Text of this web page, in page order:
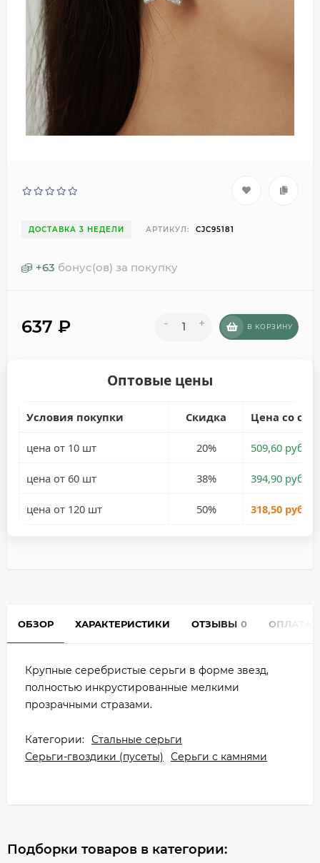
ДОСТАВКА 3 НЕДЕЛИ АРТИКУЛ: CJC95181
+63 бонус(ов) за покупку
637 ₽ - + В КОРЗИНУ
Оптовые цены
Условия покупки Скидка Цена со
цена от 10 шт 20% 509,60 руб.
цена от 60 шт 38% 394,90 руб.
цена от 120 шт 50% 318,50 руб.
ОБЗОР ХАРАКТЕРИСТИКИ ОТЗЫВЫ 0 ОПЛАТА
Крупные серебристые серьги в форме звезд,
полностью инкрустированные мелкими
прозрачными стразами.
Категории: Стальные серьги
Серьги-гвоздики (пусеты)
Серьги с камнями
Подборки товаров в категории: